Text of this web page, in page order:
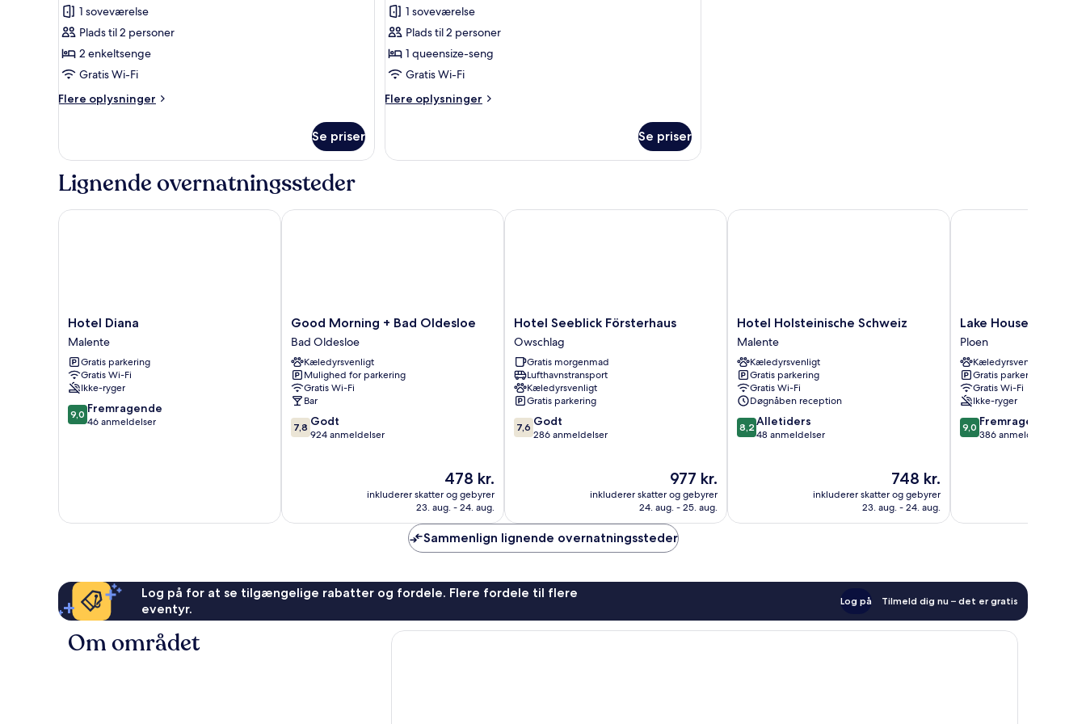
Room
-
Lake
View
Loggia
1 soveværelse
Plads til 2 personer
2 enkeltsenge
Gratis Wi-Fi
Flere oplysninger
Flere
Double
View
Se priser
Room
-
Lake
View
Balcony
1 soveværelse
Plads til 2 personer
1 queensize-seng
Gratis Wi-Fi
Flere oplysninger
Flere
Double
View
Se priser
Lignende overnatningssteder
Hotel
Diana
Malente
Hotel Diana
Malente
Gratis parkering
Gratis Wi-Fi
Ikke-ryger
9.0
ud
9,0 Fremragende
46 anmeldelser
Hotel Diana
Good
Morning
+
Bad
Oldesloe
Bad
Oldesloe
Good Morning + Bad Oldesloe
Bad Oldesloe
Kæledyrsvenligt
Mulighed for parkering
Gratis Wi-Fi
Bar
7.8
ud
7,8 Godt
924 anmeldelser
Prisen
er
478 kr.
478 kr.
inkluderer skatter og gebyrer
23. aug. - 24. aug.
Good Morning + Bad Oldesloe
Hotel
Seeblick
Försterhaus
Owschlag
Hotel Seeblick Försterhaus
Owschlag
Gratis morgenmad
Lufthavnstransport
Kæledyrsvenligt
Gratis parkering
7.6
ud
7,6 Godt
286 anmeldelser
Prisen
er
977 kr.
977 kr.
inkluderer skatter og gebyrer
24. aug. - 25. aug.
Hotel Seeblick Försterhaus
Hotel
Holsteinische
Schweiz
Malente
Hotel Holsteinische Schweiz
Malente
Kæledyrsvenligt
Gratis parkering
Gratis Wi-Fi
Døgnåben reception
8.2
ud
8,2 Alletiders
48 anmeldelser
Prisen
er
748 kr.
748 kr.
inkluderer skatter og gebyrer
23. aug. - 24. aug.
Hotel Holsteinische Schweiz
Lake
House
Plön
Ploen
Lake House Plön
Ploen
Kæledyrsvenligt
Gratis parkering
Gratis Wi-Fi
Ikke-ryger
9.0
ud
9,0 Fremragende
386 anmeldelser
Lake House Plön
Sammenlign lignende overnatningssteder
Log på for at se tilgængelige rabatter og fordele. Flere fordele til flere
eventyr.
Log på Tilmeld dig nu – det er gratis
Om området